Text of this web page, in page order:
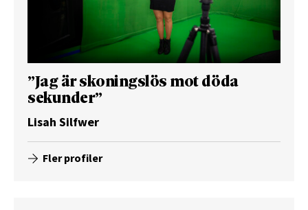
”Jag är skoningslös mot döda
sekunder”
Lisah Silfwer
Fler profiler